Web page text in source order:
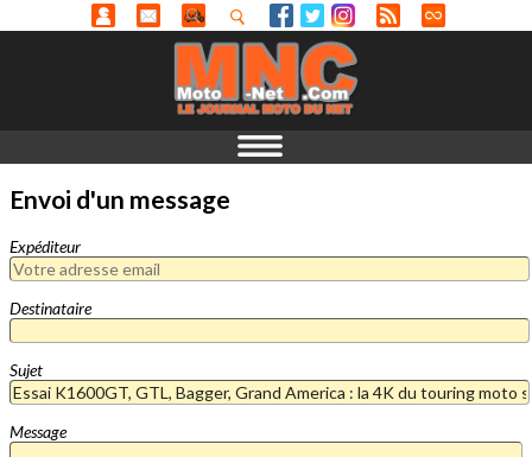
Envoi d'un message
Expéditeur
Destinataire
Sujet
Message